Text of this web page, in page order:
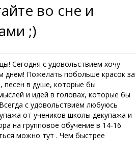
во сне и
;)
Сегодня с удовольствием хочу
днем! Пожелать побольше красок за
в душе, которые бы
и идей в головах, которые бы
с удовольствием любуюсь
от учеников школы декупажа и
на групповое обучение в 14-16
можно тут . Чем быстрее